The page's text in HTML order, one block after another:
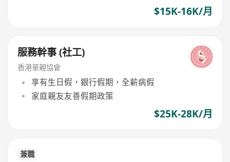
$15K-16K/月
服務幹事 (社工)
香港單親協會
享有生日假，銀行假期，全薪病假
家庭親友友善假期政策
$25K-28K/月
兼職